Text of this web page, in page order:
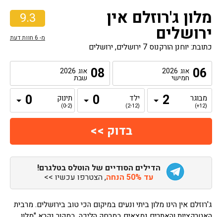
9.3
מ- 6 חוות דעת
מלון ג'רוזלם אין
ירושלים
כתובת: יוחנן הורקנוס 7 ירושלים, ירושלים
06 אוג 2026
חמישי 08 אוג 2026
שבת
מבוגר
(12+)
ילד
(2-12)
תינוק
(0-2)
הדילים הסודיים של הוטלס בטלגרם!
עד 50% הנחה , הצטרפו עכשיו >>
ג'רוזלם אין הינו מלון ביתי ונעים במיקום הכי טוב בירושלים. מרבית